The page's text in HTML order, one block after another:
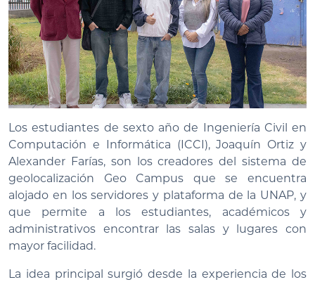
Los estudiantes de sexto año de Ingeniería Civil en
Computación e Informática (ICCI), Joaquín Ortiz y
Alexander Farías, son los creadores del sistema de
geolocalización Geo Campus que se encuentra
alojado en los servidores y plataforma de la UNAP, y
que permite a los estudiantes, académicos y
administrativos encontrar las salas y lugares con
mayor facilidad.
La idea principal surgió desde la experiencia de los